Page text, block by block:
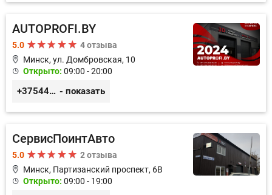
AUTOPROFI.BY
5.0
4 отзыва
Минск, ул. Домбровская, 10
Открыто: 09:00 - 20:00
+375445353020 - показать
СервисПоинтАвто
5.0
2 отзыва
Минск, Партизанский проспект, 6В
Открыто: 09:00 - 19:00